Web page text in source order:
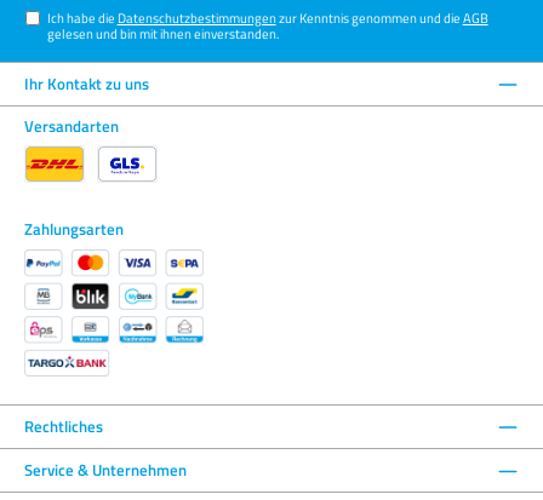
Ich habe die Datenschutzbestimmungenzur Kenntnis genommen und dieAGB
gelesen und bin mit ihnen einverstanden.
Ihr Kontakt zu uns
Versandarten
Zahlungsarten
Rechtliches
Service & Unternehmen